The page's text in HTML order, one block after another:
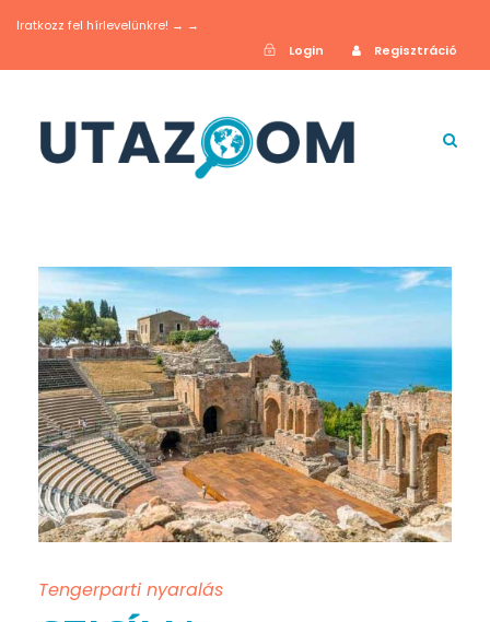
Iratkozz fel hírlevelünkre! → →
Login
Regisztráció
Tengerparti nyaralás